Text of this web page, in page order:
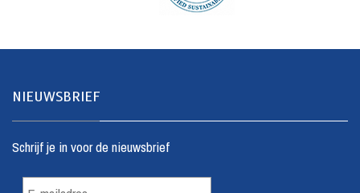
NIEUWSBRIEF
Schrijf je in voor de nieuwsbrief